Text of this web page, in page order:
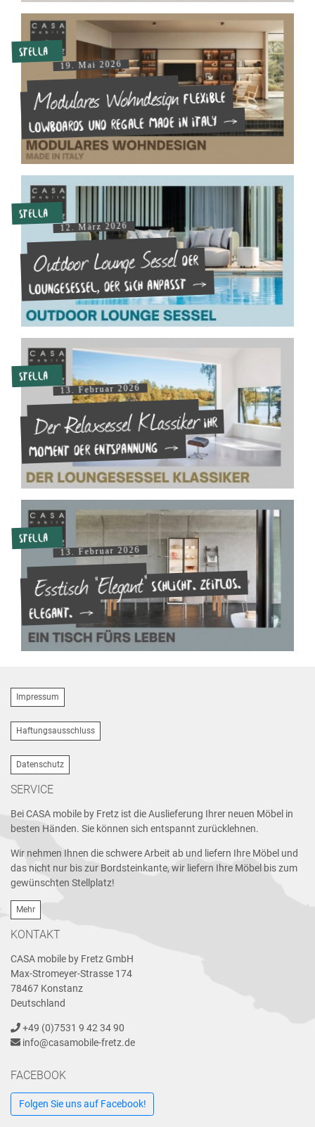
Stella
19. Mai 2026
Modulares WohndesignFlexible
Lowboards und Regale made in Italy
Stella
12. März 2026
Outdoor Lounge SesselDer
Loungesessel, der sich anpasst
Stella
13. Februar 2026
Der Relaxsessel KLassikerIhr
Moment der Entspannung
Stella
13. Februar 2026
Esstisch "Elegant"Schlicht. Zeitlos.
Elegant.
Impressum
Haftungsausschluss
Datenschutz
SERVICE
Bei CASA mobile by Fretz ist die Auslieferung Ihrer neuen Möbel in
besten Händen. Sie können sich entspannt zurücklehnen.
Wir nehmen Ihnen die schwere Arbeit ab und liefern Ihre Möbel und
das nicht nur bis zur Bordsteinkante, wir liefern Ihre Möbel bis zum
gewünschten Stellplatz!
Mehr
KONTAKT
CASA mobile by Fretz GmbH
Max-Stromeyer-Strasse 174
78467 Konstanz
Deutschland
+49 (0)7531 9 42 34 90
info@casamobile-fretz.de
FACEBOOK
Folgen Sie uns auf Facebook!